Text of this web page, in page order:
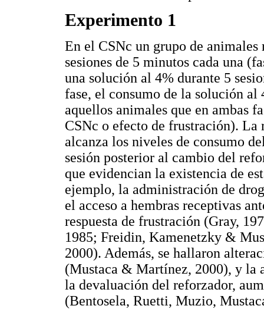
Experimento 1
En el CSNc un grupo de
sesiones de 5 minutos cada una
una solución al 4% durante 5
fase, el consumo de la solución
aquellos animales que en ambas
CSNc o efecto de frustración). La
alcanza los niveles de consumo
sesión posterior al cambio del
que evidencian la existencia de
ejemplo, la administración de
el acceso a hembras receptivas
respuesta de frustración (Gray,
1985; Freidin, Kamenetzky &
2000). Además, se hallaron
(Mustaca & Martínez, 2000), y la
la devaluación del reforzador,
(Bentosela, Ruetti, Muzio,